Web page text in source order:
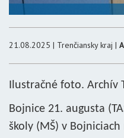
21.08.2025 | Trenčiansky kraj |
Ilustračné foto. Archív
Bojnice 21. augusta
školy (MŠ) v